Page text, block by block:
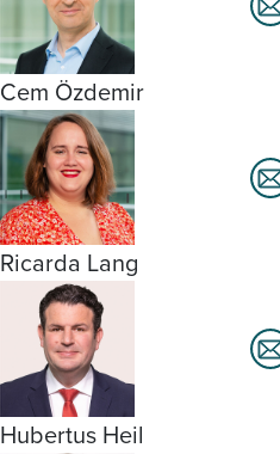
Cem Özdemir
Ricarda Lang
Hubertus Heil